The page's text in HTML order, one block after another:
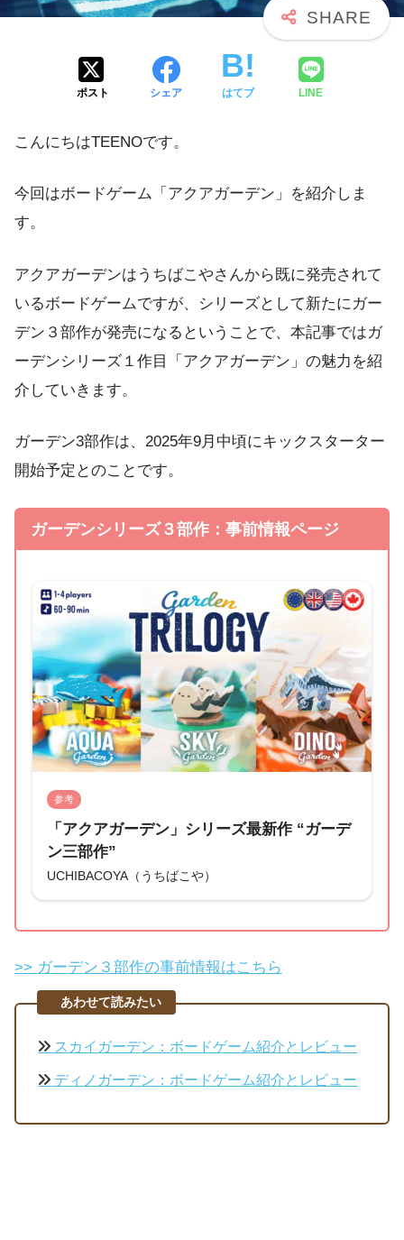
ポスト シェア はてブ LINE
こんにちはTEENOです。
今回はボードゲーム「アクアガーデン」を紹介しま
す。
アクアガーデンはうちばこやさんから既に発売されて
いるボードゲームですが、シリーズとして新たにガー
デン３部作が発売になるということで、本記事ではガ
ーデンシリーズ１作目「アクアガーデン」の魅力を紹
介していきます。
ガーデン3部作は、2025年9月中頃にキックスターター
開始予定とのことです。
ガーデンシリーズ３部作：事前情報ページ
参考
「アクアガーデン」シリーズ最新作 “ガーデ
ン三部作”
UCHIBACOYA（うちばこや）
>> ガーデン３部作の事前情報はこちら
あわせて読みたい
スカイガーデン：ボードゲーム紹介とレビュー
ディノガーデン：ボードゲーム紹介とレビュー